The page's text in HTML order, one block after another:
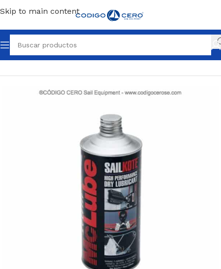
Skip to main content
Inicio/Repuestos para tu barco/Poleas